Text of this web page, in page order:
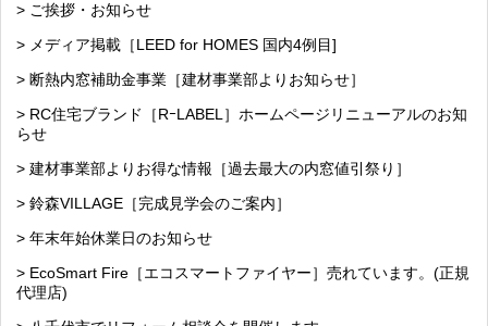
> ご挨拶・お知らせ
> メディア掲載［LEED for HOMES 国内4例目]
> 断熱内窓補助金事業［建材事業部よりお知らせ］
> RC住宅ブランド［RｰLABEL］ホームページリニューアルのお知
らせ
> 建材事業部よりお得な情報［過去最大の内窓値引祭り］
> 鈴森VILLAGE［完成見学会のご案内］
> 年末年始休業日のお知らせ
> EcoSmart Fire［エコスマートファイヤー］売れています。(正規
代理店)